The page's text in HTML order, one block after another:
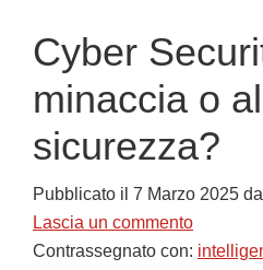
Cyber
minaccia o
sicurezza?
Pubblicato il 7 Marzo 2025 da
Lascia un commento
Contrassegnato con: